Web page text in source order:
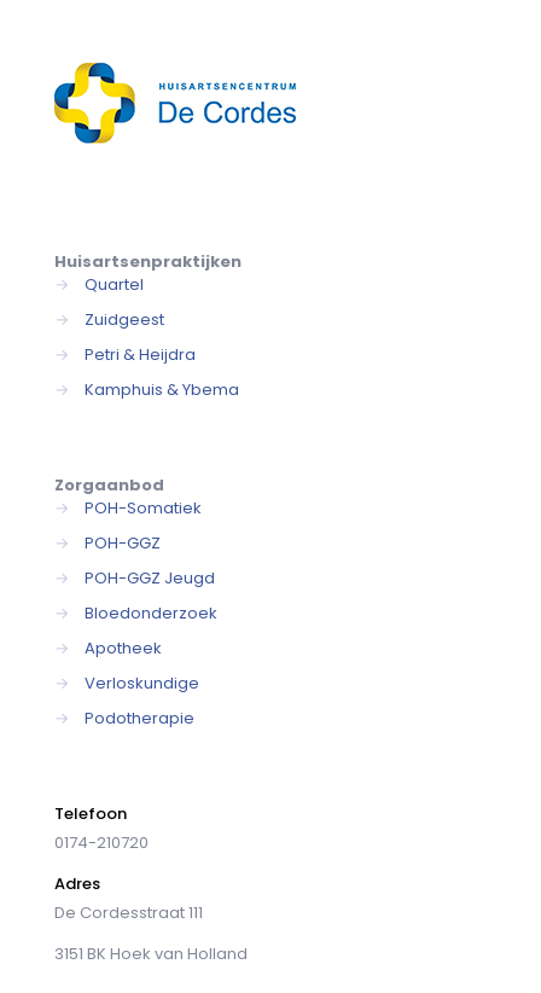
Huisartsenpraktijken
→
Quartel
→
Zuidgeest
→
Petri & Heijdra
→
Kamphuis & Ybema
Zorgaanbod
→
POH-Somatiek
→
POH-GGZ
→
POH-GGZ Jeugd
→
Bloedonderzoek
→
Apotheek
→
Verloskundige
→
Podotherapie
Telefoon
0174-210720
Adres
De Cordesstraat 111
3151 BK Hoek van Holland